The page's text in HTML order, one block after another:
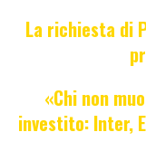
La richiesta di
«Chi non
investito: Inter,